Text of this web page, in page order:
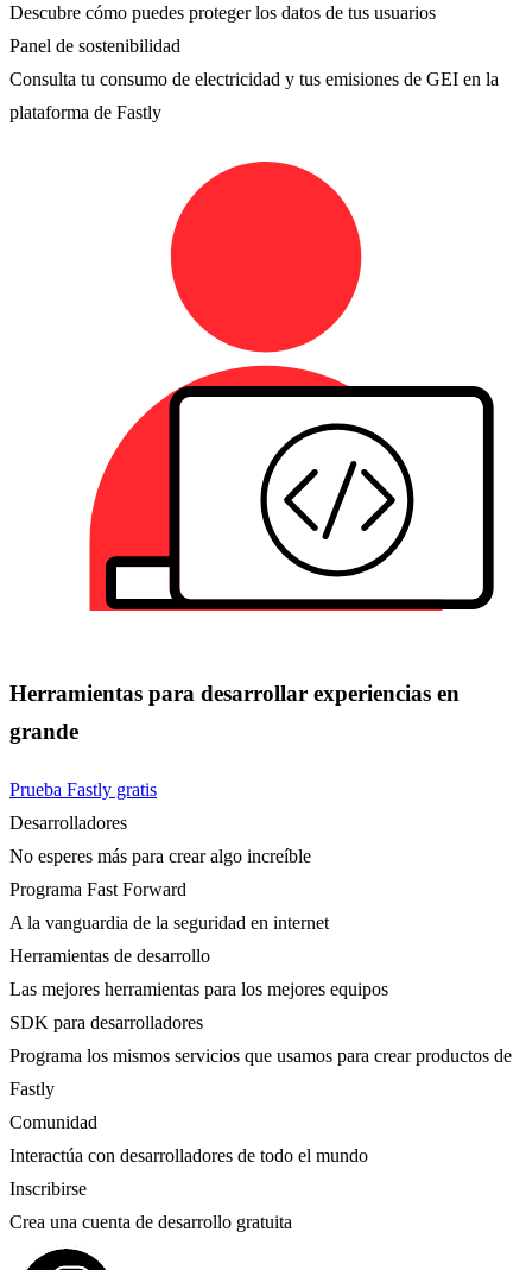
Descubre cómo puedes proteger los datos de tus usuarios
Panel de sostenibilidad
Consulta tu consumo de electricidad y tus emisiones de GEI en la
plataforma de Fastly
Herramientas para desarrollar experiencias en
grande
Prueba Fastly gratis
Desarrolladores
No esperes más para crear algo increíble
Programa Fast Forward
A la vanguardia de la seguridad en internet
Herramientas de desarrollo
Las mejores herramientas para los mejores equipos
SDK para desarrolladores
Programa los mismos servicios que usamos para crear productos de
Fastly
Comunidad
Interactúa con desarrolladores de todo el mundo
Inscribirse
Crea una cuenta de desarrollo gratuita